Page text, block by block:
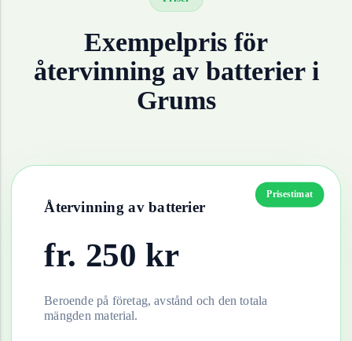
Exempelpris för
återvinning av batterieri
Grums
Prisestimat
Återvinning av batterier
fr. 250 kr
Beroende på företag, avstånd och den totala
mängden material.